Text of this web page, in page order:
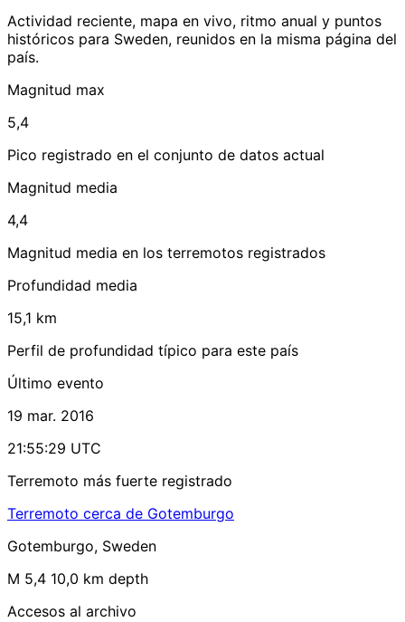
Actividad reciente, mapa en vivo, ritmo anual y puntos
históricos para Sweden, reunidos en la misma página del
país.
Magnitud max
5,4
Pico registrado en el conjunto de datos actual
Magnitud media
4,4
Magnitud media en los terremotos registrados
Profundidad media
15,1 km
Perfil de profundidad típico para este país
Último evento
19 mar. 2016
21:55:29 UTC
Terremoto más fuerte registrado
Terremoto cerca de Gotemburgo
Gotemburgo, Sweden
M 5,4 10,0 km depth
Accesos al archivo